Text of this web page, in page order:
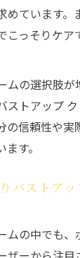
めています。
こっそりケア
ムの選択肢が
ストアップ
の信頼性や
す。
バストア
ムの中でも